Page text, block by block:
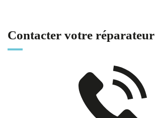
Contacter votre réparateur